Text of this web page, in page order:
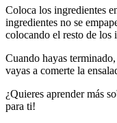
Coloca los ingredientes
ingredientes no se
colocando el resto de
Cuando hayas
vayas a comerte la
¿Quieres aprender más
para ti!